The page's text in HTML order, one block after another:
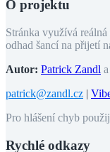
O projektu
Stránka využívá
odhad šancí na přijetí
Autor: Patrick Zandl a
patrick@zandl.cz |
Pro hlášení chyb
Rychlé odkazy